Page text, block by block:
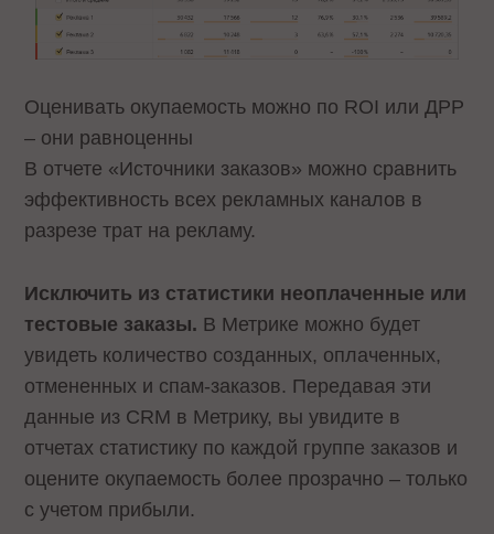
Оценивать окупаемость можно по ROI или ДРР
– они равноценны
В отчете «Источники заказов» можно сравнить
эффективность всех рекламных каналов в
разрезе трат на рекламу.
Исключить из статистики неоплаченные или
тестовые заказы. В Метрике можно будет
увидеть количество созданных, оплаченных,
отмененных и спам-заказов. Передавая эти
данные из CRM в Метрику, вы увидите в
отчетах статистику по каждой группе заказов и
оцените окупаемость более прозрачно – только
с учетом прибыли.